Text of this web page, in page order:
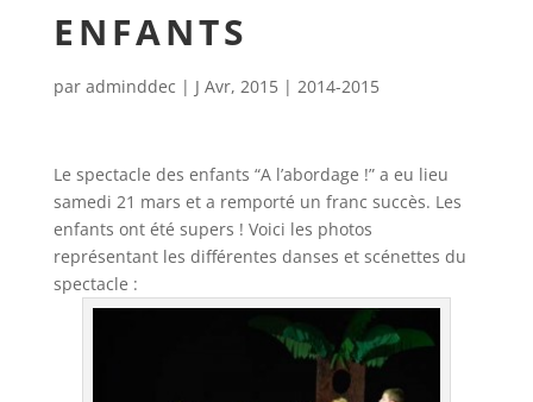
ENFANTS
par adminddec | J Avr, 2015| 2014-2015
Le spectacle des enfants “A l’abordage !” a eu lieu
samedi 21 mars et a remporté un franc succès. Les
enfants ont été supers ! Voici les photos
représentant les différentes danses et scénettes du
spectacle :